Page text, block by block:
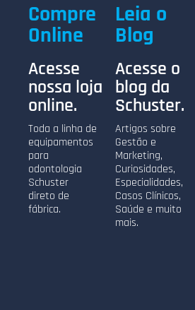
Compre
Online
Acesse
nossa loja
online.
Toda a linha de
equipamentos
para
odontologia
Schuster
direto de
fábrica.
Leia o
Blog
Acesse o
blog da
Schuster.
Artigos sobre
Gestão e
Marketing,
Curiosidades,
Especialidades,
Casos Clínicos,
Saúde e muito
mais.